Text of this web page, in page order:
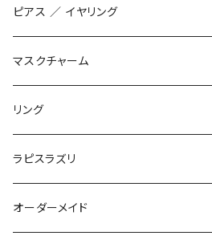
STONE ONLY
JUZUSUKE STANDARD
ブレイドブレスレット
2連ブレスレット
STONE ONLY
JUZUSUKE STANDARD
ワイヤーブレスレット
オリジナル
インポート
ピアス ／ イヤリング
オリジナル
インポート
マスクチャーム
1200+tax
1500+tax
リング
オリジナル
インポート
ラピスラズリ
ブレスレット
オーダーメイド